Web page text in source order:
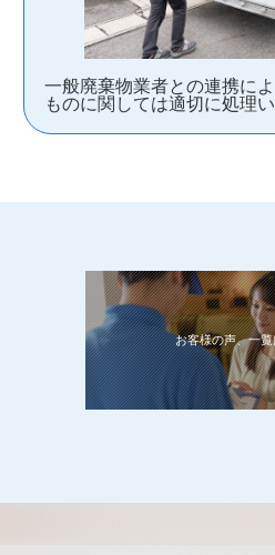
一般廃棄物業者との連携に
ものに関しては適切に処理い
お客様の声、一